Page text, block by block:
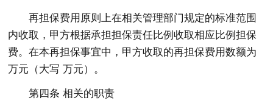
再担保费用原则上在相关管理部门规定的标准范围
内收取，甲方根据承担担保责任比例收取相应比例担保
费。在本再担保事宜中，甲方收取的再担保费用数额为
万元（大写 万元）。
第四条 相关的职责